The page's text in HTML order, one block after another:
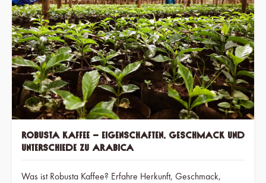
Robusta Kaffee – Eigenschaften, Geschmack und
Unterschiede zu Arabica
Was ist Robusta Kaffee? Erfahre Herkunft, Geschmack,